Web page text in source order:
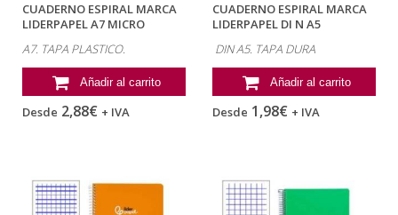
CUADERNO ESPIRAL MARCA
LIDERPAPEL A7 MICRO
A7. TAPA PLASTICO.
Añadir al carrito
Desde 2,88€ + IVA
CUADERNO ESPIRAL MARCA
LIDERPAPEL DI N A5
DIN A5. TAPA DURA
Añadir al carrito
Desde 1,98€ + IVA